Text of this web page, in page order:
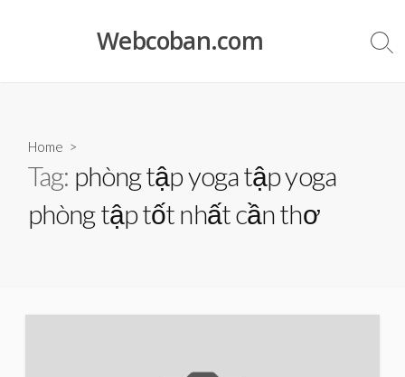
Webcoban.com
Home >
Tag: phòng tập yoga tập yoga
phòng tập tốt nhất cần thơ